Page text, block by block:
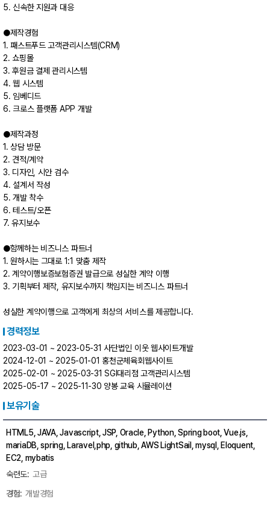
5. 신속한 지원과 대응
●제작경험
1. 패스트푸드 고객관리시스템(CRM)
2. 쇼핑몰
3. 후원금 결제 관리시스템
4. 웹 시스템
5. 임베디드
6. 크로스 플랫폼 APP 개발
●제작과정
1. 상담 방문
2. 견적/계약
3. 디자인, 시안 검수
4. 설계서 작성
5. 개발 착수
6. 테스트/오픈
7. 유지보수
●함께하는 비즈니스 파트너
1. 원하시는 그대로 1:1 맞춤 제작
2. 계약이행보증보험증권 발급으로 성실한 계약 이행
3. 기획부터 제작, 유지보수까지 책임지는 비즈니스 파트너
성실한 계약이행으로 고객에게 최상의 서비스를 제공합니다.
경력정보
2023-03-01 ~ 2023-05-31 사단법인 이웃 웹사이트개발
2024-12-01 ~ 2025-01-01 홍천군체육회웹사이트
2025-02-01 ~ 2025-03-31 SGI대리점 고객관리시스템
2025-05-17 ~ 2025-11-30 양봉 교육 시뮬레이션
보유기술
HTML5, JAVA, Javascript, JSP, Oracle, Python, Spring boot, Vue.js,
mariaDB, spring, Laravel,php, github, AWS LightSail, mysql, Eloquent,
EC2, mybatis
고급
개발경험